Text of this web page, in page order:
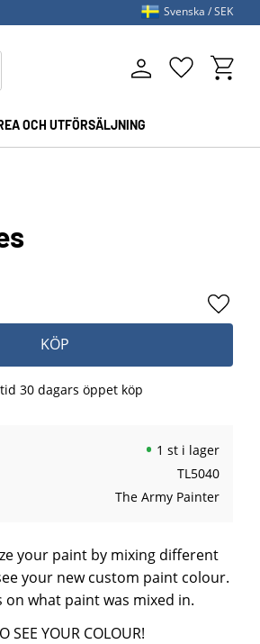
OCH UTFÖRSÄLJNING
Favoriter
Svenska SEK
KÖP
Lägg
30 dagars öppet köp
1 st i lager
TL5040
The Army Painter
your paint by mixing different
your new custom paint colour.
what paint was mixed in.
SEE YOUR COLOUR!